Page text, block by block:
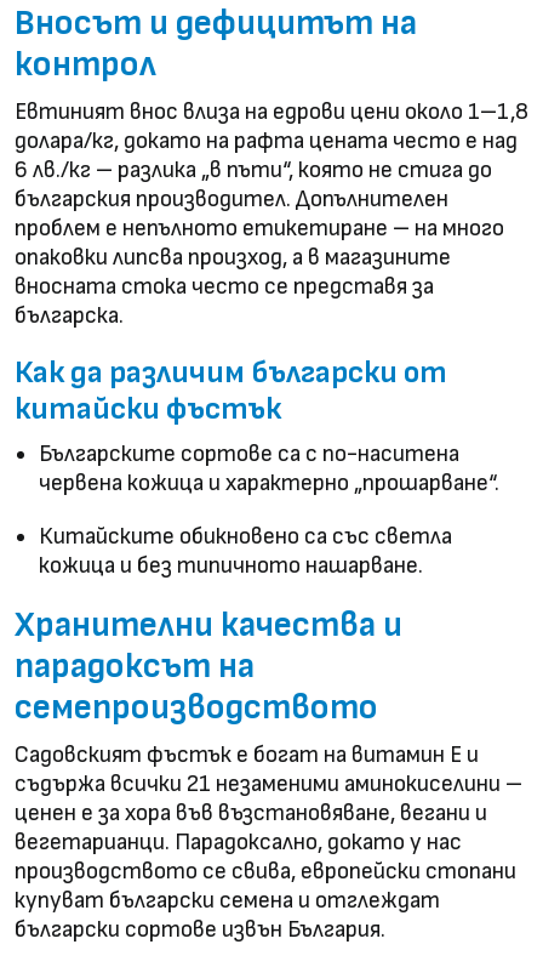
Вносът и дефицитът на
контрол
Евтиният внос влиза на едрови цени около 1–1,8
долара/кг, докато на рафта цената често е над
6 лв./кг – разлика „в пъти“, която не стига до
българския производител. Допълнителен
проблем е непълното етикетиране – на много
опаковки липсва произход, а в магазините
вносната стока често се представя за
българска.
Как да различим български от
китайски фъстък
Българските сортове са с по-наситена
червена кожица и характерно „прошарване“.
Китайските обикновено са със светла
кожица и без типичното нашарване.
Хранителни качества и
парадоксът на
семепроизводството
Садовският фъстък е богат на витамин Е и
съдържа всички 21 незаменими аминокиселини –
ценен е за хора във възстановяване, вегани и
вегетарианци. Парадоксално, докато у нас
производството се свива, европейски стопани
купуват български семена и отглеждат
български сортове извън България.